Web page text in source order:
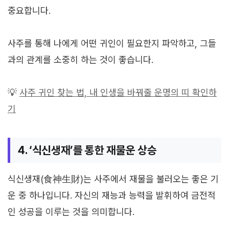
중요합니다.
사주를 통해 나에게 어떤 귀인이 필요한지 파악하고, 그들
과의 관계를 소중히 하는 것이 좋습니다.
💡 사주 귀인 찾는 법, 내 인생을 바꿔줄 운명의 띠 확인하
기
4. ‘식신생재’를 통한 재물운 상승
식신생재(食神生財)는 사주에서 재물을 불러오는 좋은 기
운 중 하나입니다. 자신의 재능과 능력을 발휘하여 금전적
인 성공을 이루는 것을 의미합니다.